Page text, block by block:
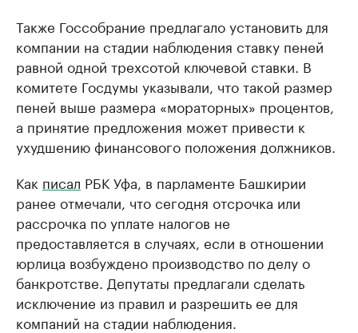
Также Госсобрание предлагало установить для
компании на стадии наблюдения ставку пеней
равной одной трехсотой ключевой ставки. В
комитете Госдумы указывали, что такой размер
пеней выше размера «мораторных» процентов,
а принятие предложения может привести к
ухудшению финансового положения должников.
Как писал РБК Уфа, в парламенте Башкирии
ранее отмечали, что сегодня отсрочка или
рассрочка по уплате налогов не
предоставляется в случаях, если в отношении
юрлица возбуждено производство по делу о
банкротстве. Депутаты предлагали сделать
исключение из правил и разрешить ее для
компаний на стадии наблюдения.